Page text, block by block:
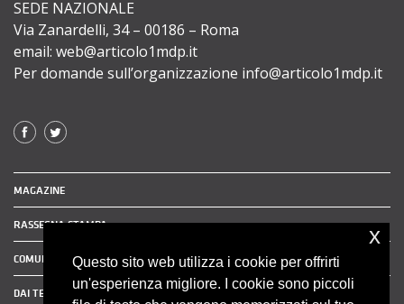
SEDE NAZIONALE
Via Zanardelli, 34 – 00186 – Roma
email: web@articolo1mdp.it
Per domande sull’organizzazione info@articolo1mdp.it
MAGAZINE
RASSEGNA STAMPA
COMUNICATI STAMPA
DAI TERRITORI
Questo sito web utilizza i cookie per offrirti
un'esperienza migliore. I cookie sono piccoli
x